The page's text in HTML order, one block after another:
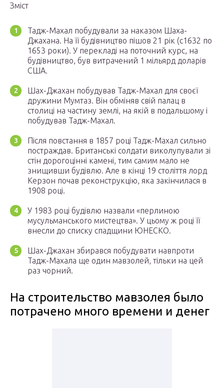
Зміст
Тадж-Махал побудували за наказом Шаха-
Джахана. На її будівництво пішов 21 рік (с1632 по
1653 роки). У перекладі на поточний курс, на
будівництво, був витрачений 1 мільярд доларів
США.
Шах-Джахан побудував Тадж-Махал для своєї
дружини Мумтаз. Він обміняв свій палац в
столиці на частину землі, на якій в подальшому і
побудував Тадж-Махал.
Після повстання в 1857 році Тадж-Махал сильно
постраждав. Британські солдати виколупували зі
стін дорогоцінні камені, тим самим мало не
знищивши будівлю. Але в кінці 19 століття лорд
Керзон почав реконструкцію, яка закінчилася в
1908 році.
У 1983 році будівлю назвали «перлиною
мусульманського мистецтва». У цьому ж році її
внесли до списку спадщини ЮНЕСКО.
Шах-Джахан збирався побудувати навпроти
Тадж-Махала ще один мавзолей, тільки на цей
раз чорний.
На строительство мавзолея было
потрачено много времени и денег